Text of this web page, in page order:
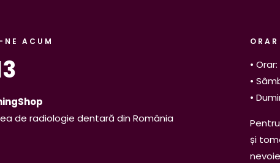
ACUM
de radiologie dentară din România
ORAR
•
•
•
și